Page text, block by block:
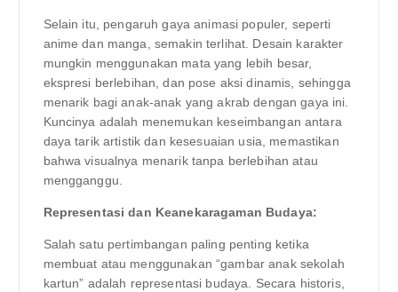
Selain itu, pengaruh gaya animasi populer, seperti
anime dan manga, semakin terlihat. Desain karakter
mungkin menggunakan mata yang lebih besar,
ekspresi berlebihan, dan pose aksi dinamis, sehingga
menarik bagi anak-anak yang akrab dengan gaya ini.
Kuncinya adalah menemukan keseimbangan antara
daya tarik artistik dan kesesuaian usia, memastikan
bahwa visualnya menarik tanpa berlebihan atau
mengganggu.
Representasi dan Keanekaragaman Budaya:
Salah satu pertimbangan paling penting ketika
membuat atau menggunakan “gambar anak sekolah
kartun” adalah representasi budaya. Secara historis,